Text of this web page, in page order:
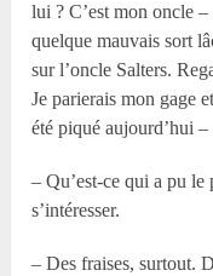
lui ? C’est mon oncle
quelque mauvais sort
sur l’oncle Salters.
Je parierais mon gage
été piqué aujourd’hui –
– Qu’est-ce qui a pu
s’intéresser.
– Des fraises, surtout.